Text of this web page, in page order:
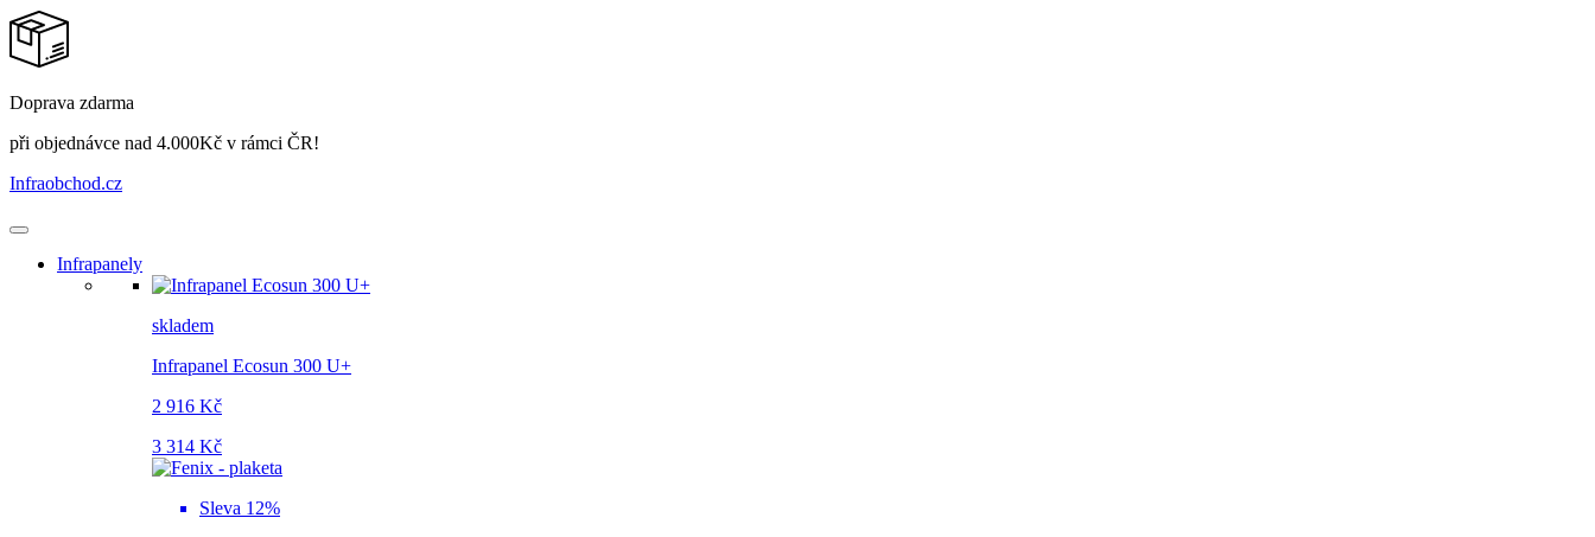
Doprava zdarma
při objednávce nad 4.000Kč v rámci ČR!
Infraobchod.cz
Infrapanely
skladem
Infrapanel Ecosun 300 U+
2 916 Kč
3 314 Kč
Sleva 12%